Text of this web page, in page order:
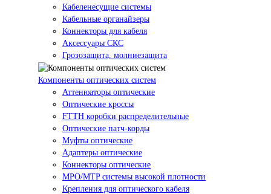
Кабеленесущие системы
Кабельные органайзеры
Коннекторы для кабеля
Аксессуары СКС
Грозозащита, молниезащита
Компоненты оптических систем
Аттенюаторы оптические
Оптические кроссы
FTTH коробки распределительные
Оптические патч-корды
Муфты оптические
Адаптеры оптические
Коннекторы оптические
MPO/MTP системы высокой плотности
Крепления для оптического кабеля